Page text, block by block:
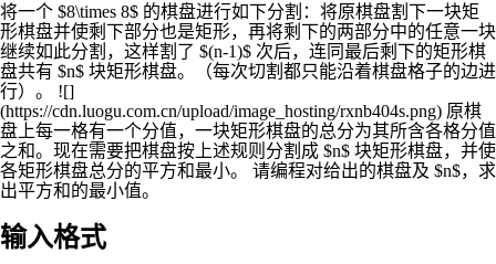
将一个 $8\times 8$ 的棋盘进行如下分割：将原棋盘割下一块矩
形棋盘并使剩下部分也是矩形，再将剩下的两部分中的任意一块
继续如此分割，这样割了 $(n-1)$ 次后，连同最后剩下的矩形棋
盘共有 $n$ 块矩形棋盘。（每次切割都只能沿着棋盘格子的边进
行）。 ![]
(https://cdn.luogu.com.cn/upload/image_hosting/rxnb404s.png) 原棋
盘上每一格有一个分值，一块矩形棋盘的总分为其所含各格分值
之和。现在需要把棋盘按上述规则分割成 $n$ 块矩形棋盘，并使
各矩形棋盘总分的平方和最小。 请编程对给出的棋盘及 $n$，求
出平方和的最小值。
输入格式